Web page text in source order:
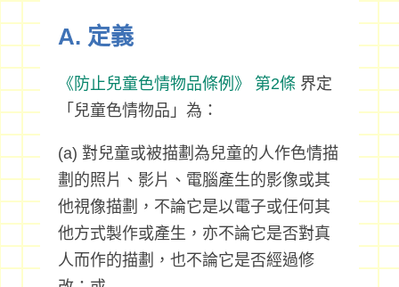
A. 定義
《防止兒童色情物品條例》 第2條 界定
「兒童色情物品」為：
(a) 對兒童或被描劃為兒童的人作色情描
劃的照片、影片、電腦產生的影像或其
他視像描劃，不論它是以電子或任何其
他方式製作或產生，亦不論它是否對真
人而作的描劃，也不論它是否經過修